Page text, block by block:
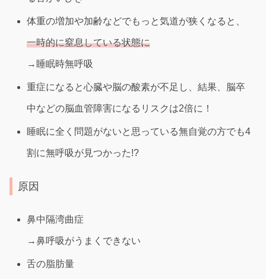
体重の増加や加齢などでもっと気道が狭くなると、
一時的に窒息している状態に
→睡眠時無呼吸
重症になると心臓や脳の酸素が不足し、結果、脳卒
中などの脳血管障害になるリスクは2倍に！
睡眠に全く問題がないと思っている無自覚の方でも4
割に無呼吸が見つかった!?
原因
鼻中隔湾曲症
→鼻呼吸がうまくできない
舌の脂肪量